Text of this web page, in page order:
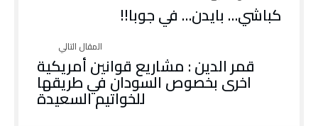
كباشي… بايدن… في جوبا!!
قمر الدين : مشاريع قوانين أمريكية
اخرى بخصوص السودان في طريقها
للخواتيم السعيدة